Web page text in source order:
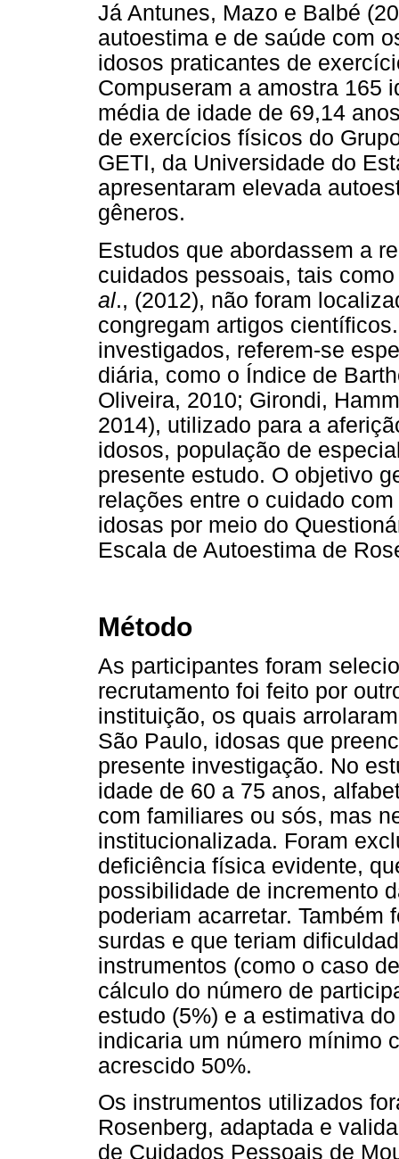
Já Antunes, Mazo e Balbé
autoestima e de saúde com
idosos praticantes de
Compuseram a amostra 165
média de idade de 69,14
de exercícios físicos do
GETI, da Universidade do
apresentaram elevada
gêneros.
Estudos que abordassem a
cuidados pessoais, tais
al., (2012), não foram
congregam artigos
investigados, referem-se
diária, como o Índice de
Oliveira, 2010; Girondi,
2014), utilizado para a
idosos, população de
presente estudo. O objetivo
relações entre o cuidado
idosas por meio do
Escala de Autoestima de
Método
As participantes foram
recrutamento foi feito por
instituição, os quais
São Paulo, idosas que
presente investigação. No
idade de 60 a 75 anos,
com familiares ou sós, mas
institucionalizada. Foram
deficiência física evidente,
possibilidade de incremento
poderiam acarretar.
surdas e que teriam
instrumentos (como o caso
cálculo do número de
estudo (5%) e a estimativa
indicaria um número mínimo
acrescido 50%.
Os instrumentos utilizados
Rosenberg, adaptada e
de Cuidados Pessoais de